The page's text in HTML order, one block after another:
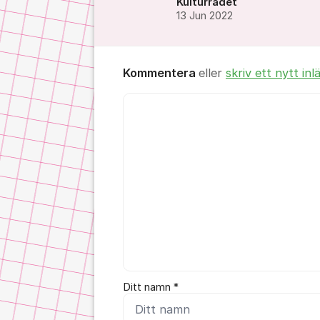
13 Jun 2022
Kommentera eller skriv ett nytt
Ditt namn *